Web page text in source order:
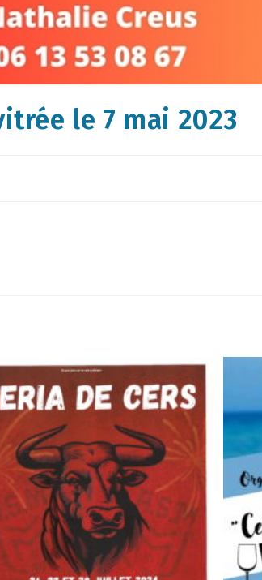
le 7 mai 2023